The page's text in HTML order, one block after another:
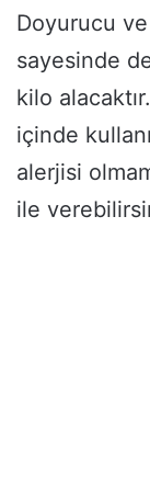
Doyurucu
sayesinde
kilo
içinde
alerjisi
ile